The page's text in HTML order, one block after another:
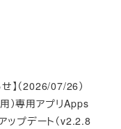
】（2026/07/26）
）専用アプリApps
ップデート（v2.2.8